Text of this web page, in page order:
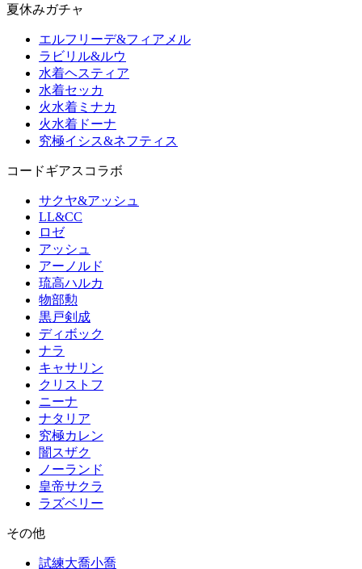
夏休みガチャ
エルフリーデ&フィアメル
ラビリル&ルウ
水着ヘスティア
水着セッカ
火水着ミナカ
火水着ドーナ
究極イシス&ネフティス
コードギアスコラボ
サクヤ&アッシュ
LL&CC
ロゼ
アッシュ
アーノルド
琉高ハルカ
物部勲
黒戸剣成
ディボック
ナラ
キャサリン
クリストフ
ニーナ
ナタリア
究極カレン
闇スザク
ノーランド
皇帝サクラ
ラズベリー
その他
試練大喬小喬